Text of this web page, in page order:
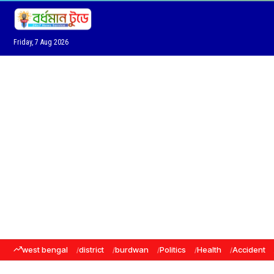
Friday, 7 Aug 2026
west bengal district burdwan Politics Health Accident